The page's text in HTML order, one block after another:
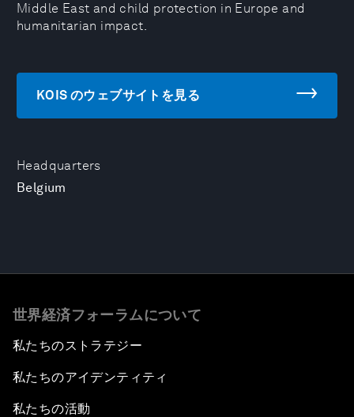
Headquarters
Belgium
Middle East and child protection in Europe and
humanitarian impact.
KOIS のウェブサイトを見る
世界経済フォーラムについて
私たちのストラテジー
私たちのアイデンティティ
私たちの活動